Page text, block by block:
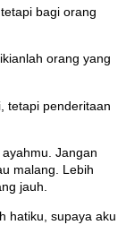
bagi orang
orang yang
tetapi penderitaan
Jangan
malang. Lebih
jauh.
hatiku, supaya aku